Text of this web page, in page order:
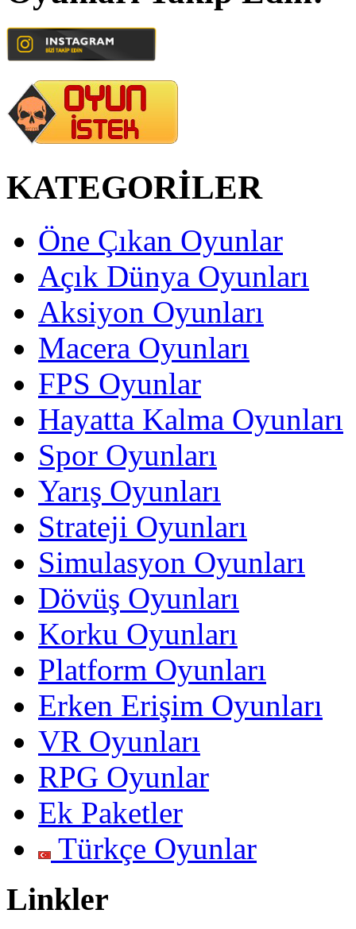
KATEGORİLER
Öne Çıkan Oyunlar
Açık Dünya Oyunları
Aksiyon Oyunları
Macera Oyunları
FPS Oyunlar
Hayatta Kalma Oyunları
Spor Oyunları
Yarış Oyunları
Strateji Oyunları
Simulasyon Oyunları
Dövüş Oyunları
Korku Oyunları
Platform Oyunları
Erken Erişim Oyunları
VR Oyunları
RPG Oyunlar
Ek Paketler
Türkçe Oyunlar
Linkler